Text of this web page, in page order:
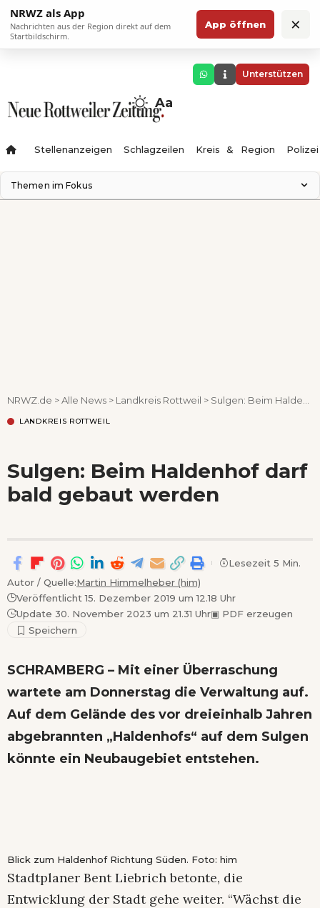
NRWZ als App
Nachrichten aus der Region direkt auf dem
Startbildschirm.
App öffnen ×
Unterstützen
Aa
Stellenanzeigen Schlagzeilen Kreis & Region Polizei
Themen im Fokus
NRWZ.de >Alle News > Landkreis Rottweil > Sulgen: Beim Haldenhof darf bald gebaut werden
LANDKREIS ROTTWEIL
Sulgen: Beim Haldenhof darf
bald gebaut werden
Autor / Quelle:Martin Himmelheber (him)
Veröffentlicht 15. Dezember 2019 um 12.18 Uhr
Update 30. November 2023 um 21.31 Uhr▣ PDF erzeugen
Lesezeit 5 Min.
SCHRAMBERG – Mit einer Überraschung
wartete am Donnerstag die Verwaltung auf.
Auf dem Gelände des vor dreieinhalb Jahren
abgebrannten „Haldenhofs“ auf dem Sulgen
könnte ein Neubaugebiet entstehen.
Blick zum Haldenhof Richtung Süden. Foto: him
Stadtplaner Bent Liebrich betonte, die
Entwicklung der Stadt gehe weiter. “Wächst die